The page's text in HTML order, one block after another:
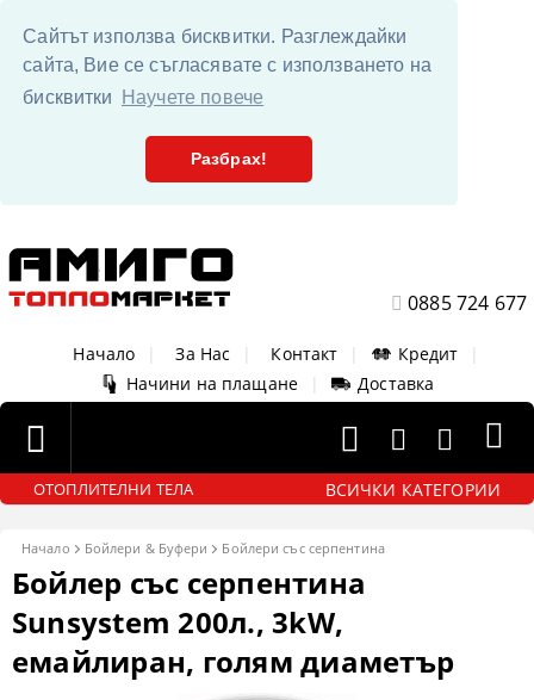
Сайтът използва бисквитки. Разглеждайки
сайта, Вие се съгласявате с използването на
бисквитки
Научете повече
Разбрах!
0885 724 677
Начало За Нас Контакт Кредит
Начини на плащане
Доставка
ОТОПЛИТЕЛНИ ТЕЛА ВСИЧКИ КАТЕГОРИИ
Начало Бойлери & Буфери Бойлери със серпентина
Бойлер със серпентина
Sunsystem 200л., 3kW,
емайлиран, голям диаметър